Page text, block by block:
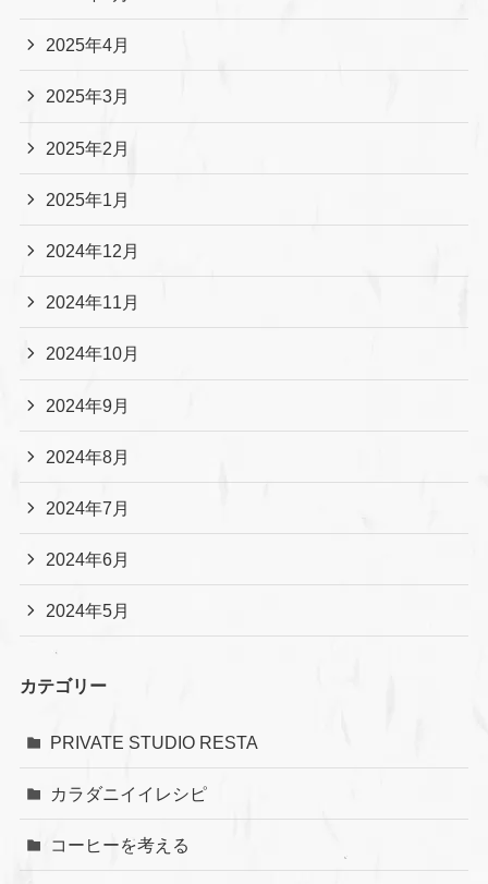
2025年4月
2025年3月
2025年2月
2025年1月
2024年12月
2024年11月
2024年10月
2024年9月
2024年8月
2024年7月
2024年6月
2024年5月
カテゴリー
PRIVATE STUDIO RESTA
カラダニイイレシピ
コーヒーを考える